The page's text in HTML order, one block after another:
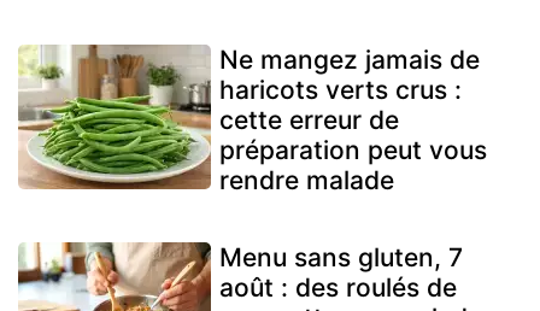
Ne mangez jamais de
haricots verts crus :
cette erreur de
préparation peut vous
rendre malade
Menu sans gluten, 7
août : des roulés de